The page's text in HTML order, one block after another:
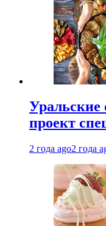
Уральские
проект
2 года ago2 года